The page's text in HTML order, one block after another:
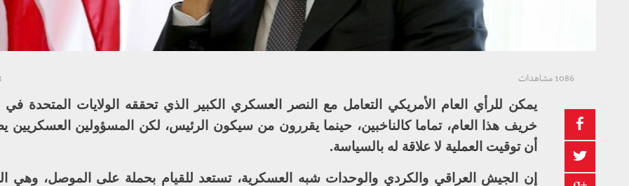
3 1086 مشاهدات
يمكن للرأي العام الأمريكي التعامل مع النصر العسكري الكبير الذي تحققه الولايات المتحدة
خريف هذا العام، تماما كالناخبين، حينما يقررون من سيكون الرئيس، لكن المسؤولين
أن توقيت العملية لا علاقة له بالسياسة.
إن الجيش العراقي والكردي والوحدات شبه العسكرية، تستعد للقيام بحملة على الموصل، وهي